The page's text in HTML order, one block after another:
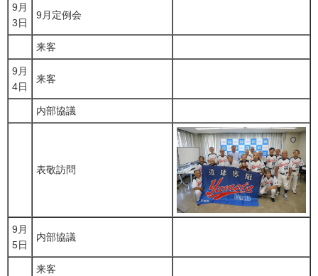
9月
3日
9月定例会
来客
9月
4日
来客
内部協議
表敬訪問
9月
5日
内部協議
来客